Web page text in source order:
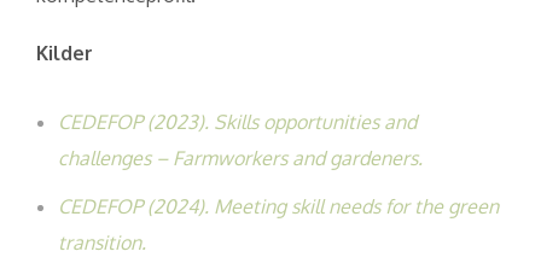
Kilder
CEDEFOP (2023). Skills opportunities and
challenges – Farmworkers and gardeners.
CEDEFOP (2024). Meeting skill needs for the green
transition.